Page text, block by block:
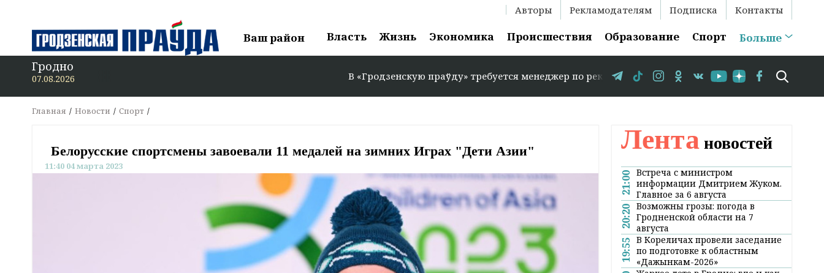
Авторы Рекламодателям Подписка Контакты
Ваш район Власть Жизнь Экономика Происшествия Образование Спорт Больше
Гродно
07.08.2026 В «Гродзенскую праўду» требуется менеджер по рекламе: +375 29 583-35-86 // В Гродно временно
Главная Новости Спорт
Белорусские спортсмены завоевали 11 медалей на зимних Играх "Дети Азии"
11:40 04 марта 2023
Лента новостей
21:00 Встреча с министром
информации Дмитрием Жуком.
Главное за 6 августа
20:20 Возможны грозы: погода в
Гродненской области на 7
августа
19:55 В Кореличах провели заседание
по подготовке к областным
«Дажынкам-2026»